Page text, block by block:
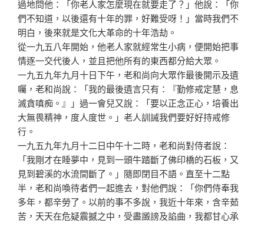
過地問他：「你老人家怎麼現在就要走了？」他說：「你
們不知道，以後還有十年的罪，好難受呀！」當時我們不
明白， 後來就是文化大革命的十年浩劫。
從一九五八年開始，他老人家就經常生小病，便開始把事
情逐一交代後人，並且把他所有的東西都分給大眾。
一九五九年九月十日下午，老和尚向大眾作最後開示及遺
囑 ，老和尚說：「我的最後遺言只有：『勤修戒定慧，息
滅貪嗔痴。』」過一會兒又說：「要以正念正心，培養出
大無畏精神，度人度世。」老人訓誡我們要好好持戒修
行。
一九五九年九月十二日中午十二時，老和尚對侍者說：
「我剛才在睡夢中，見到一頭牛踏斷了佛印橋的石板，又
見到碧溪的水流間斷了。」隨即閉目不語。直至十二點
半，老和尚喚待者們一起進去，對他們說：「你們侍奉我
多年，都辛勞了。以前的事不多說，我近十年來，含辛茹
苦，天天在危疑震撼之中，受盡譭謗及諂曲，我都甘心承